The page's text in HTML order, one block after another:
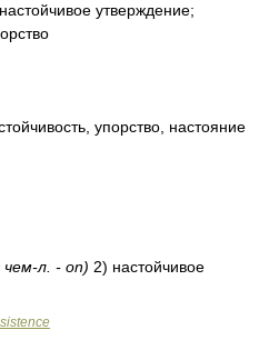
утверждение;
упорство, настояние
чем-л. - on) 2) настойчивое